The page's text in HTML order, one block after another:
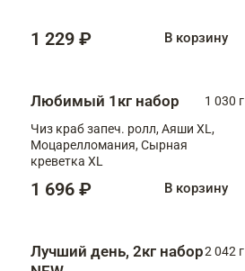
1 229 ₽ В корзину
Любимый 1кг набор
1 030 г
Чиз краб запеч. ролл, Аяши XL,
Моцарелломания, Сырная
креветка XL
1 696 ₽ В корзину
Лучший день, 2кг набор2 042 г